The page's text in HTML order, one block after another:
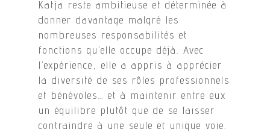
Katja reste ambitieuse et déterminée à
donner davantage malgré les
nombreuses responsabilités et
fonctions qu’elle occupe déjà. Avec
l’expérience, elle a appris à apprécier
la diversité de ses rôles professionnels
et bénévoles… et à maintenir entre eux
un équilibre plutôt que de se laisser
contraindre à une seule et unique voie.